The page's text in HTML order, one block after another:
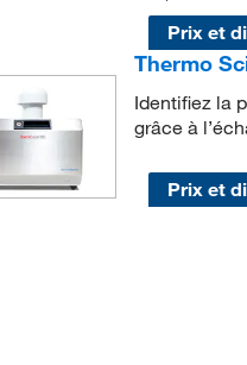
Prix et
Thermo
Identifiez la
grâce à
Prix et